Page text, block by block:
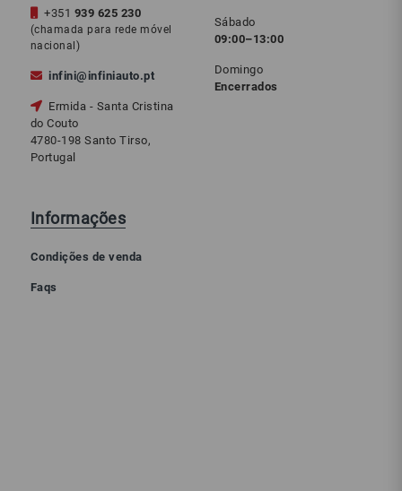
+351 939 625 230
(chamada para rede móvel
nacional)
infini@infiniauto.pt
Ermida - Santa Cristina
do Couto
4780-198 Santo Tirso,
Portugal
Sábado
09:00–13:00
Domingo
Encerrados
Informações
Condições de venda
Faqs